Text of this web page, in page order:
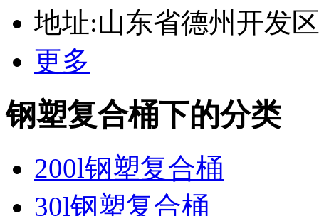
地址:山东省德州开发区
更多
钢塑复合桶下的分类
200l钢塑复合桶
30l钢塑复合桶